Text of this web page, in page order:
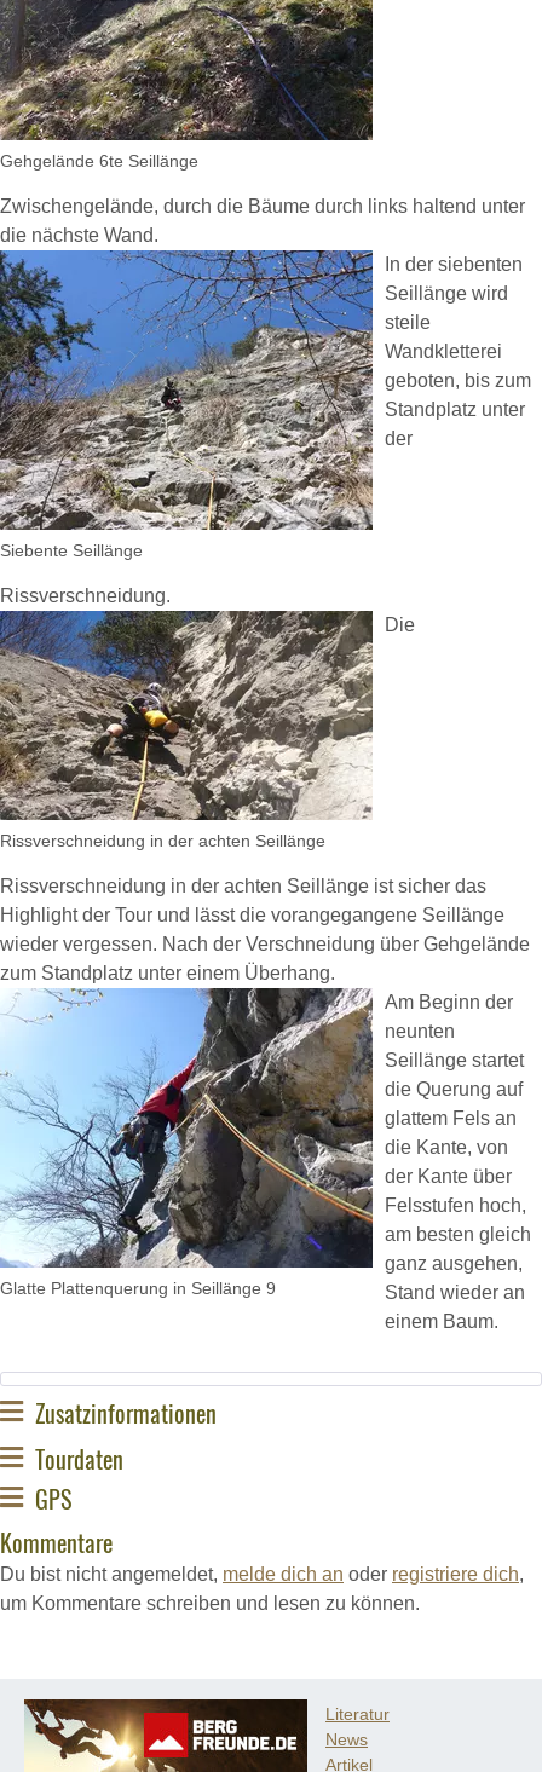
Gehgelände 6te Seillänge
Zwischengelände, durch die Bäume durch links haltend unter
die nächste Wand.
Siebente Seillänge
In der siebenten
Seillänge wird
steile
Wandkletterei
geboten, bis zum
Standplatz unter
der
Rissverschneidung.
Rissverschneidung in der achten Seillänge
Die
Rissverschneidung in der achten Seillänge ist sicher das
Highlight der Tour und lässt die vorangegangene Seillänge
wieder vergessen. Nach der Verschneidung über Gehgelände
zum Standplatz unter einem Überhang.
Glatte Plattenquerung in Seillänge 9
Am Beginn der
neunten
Seillänge startet
die Querung auf
glattem Fels an
die Kante, von
der Kante über
Felsstufen hoch,
am besten gleich
ganz ausgehen,
Stand wieder an
einem Baum.
Zusatzinformationen
Tourdaten
GPS
Kommentare
Du bist nicht angemeldet, melde dich an oder registriere dich,
um Kommentare schreiben und lesen zu können.
Literatur
News
Artikel